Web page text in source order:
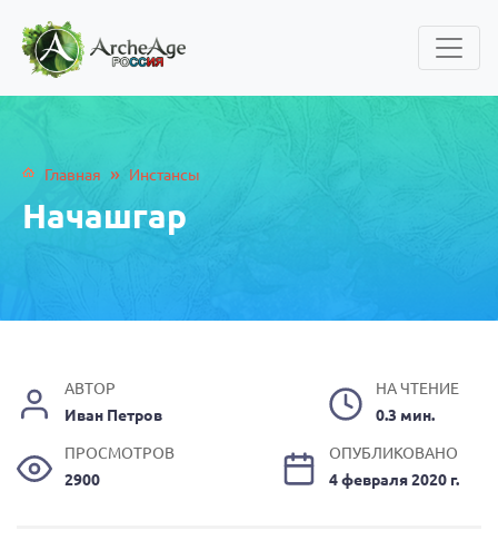
Главная » Инстансы
Начашгар
АВТОР
Иван Петров
НА ЧТЕНИЕ
0.3 мин.
ПРОСМОТРОВ
2900
ОПУБЛИКОВАНО
4 февраля 2020 г.